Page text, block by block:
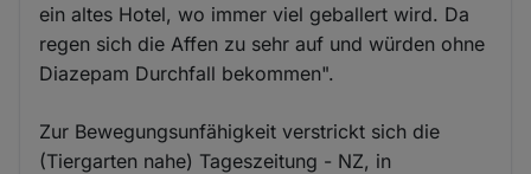
ein altes Hotel, wo immer viel geballert wird. Da
regen sich die Affen zu sehr auf und würden ohne
Diazepam Durchfall bekommen".
Zur Bewegungsunfähigkeit verstrickt sich die
(Tiergarten nahe) Tageszeitung - NZ, in